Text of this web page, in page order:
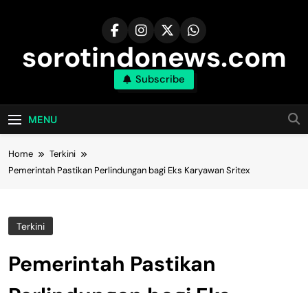
sorotindonews.com
Subscribe
MENU
Home
Terkini
Pemerintah Pastikan Perlindungan bagi Eks Karyawan Sritex
Terkini
Pemerintah Pastikan